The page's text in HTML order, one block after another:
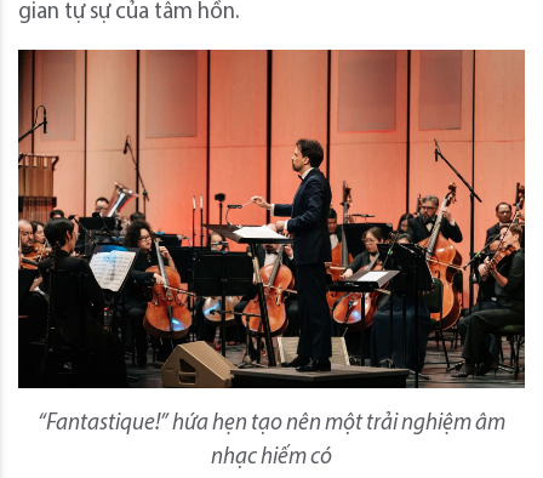
gian tự sự của tâm hồn.
“Fantastique!” hứa hẹn tạo nên một trải nghiệm âm
nhạc hiếm có